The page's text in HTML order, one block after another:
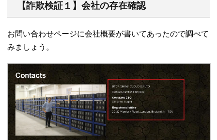
【詐欺検証１】会社の存在確認
お問い合わせページに会社概要が書いてあったので調べて
みましょう。